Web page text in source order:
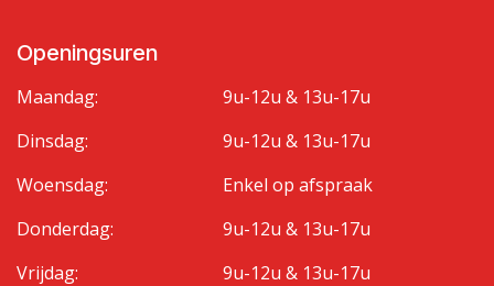
Openingsuren
Maandag:
Dinsdag:
Woensdag:
Donderdag:
Vrijdag:
9u-12u & 13u-17u
9u-12u & 13u-17u
Enkel op afspraak
9u-12u & 13u-17u
9u-12u & 13u-17u